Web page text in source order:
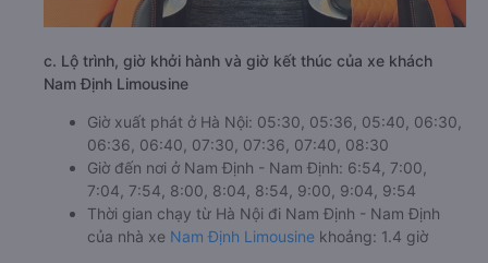
c. Lộ trình, giờ khởi hành và giờ kết thúc của xe khách
Nam Định Limousine
Giờ xuất phát ở Hà Nội: 05:30, 05:36, 05:40, 06:30,
06:36, 06:40, 07:30, 07:36, 07:40, 08:30
Giờ đến nơi ở Nam Định - Nam Định: 6:54, 7:00,
7:04, 7:54, 8:00, 8:04, 8:54, 9:00, 9:04, 9:54
Thời gian chạy từ Hà Nội đi Nam Định - Nam Định
của nhà xe Nam Định Limousine khoảng: 1.4 giờ